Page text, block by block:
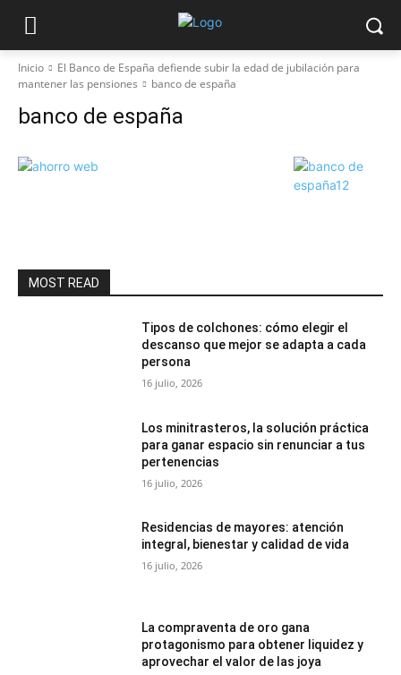
Inicio
El Banco de España defiende subir la edad de jubilación para
mantener las pensiones
banco de españa
banco de españa
MOST READ
Tipos de colchones: cómo elegir el
descanso que mejor se adapta a cada
persona
16 julio, 2026
Los minitrasteros, la solución práctica
para ganar espacio sin renunciar a tus
pertenencias
16 julio, 2026
Residencias de mayores: atención
integral, bienestar y calidad de vida
16 julio, 2026
La compraventa de oro gana
protagonismo para obtener liquidez y
aprovechar el valor de las joya